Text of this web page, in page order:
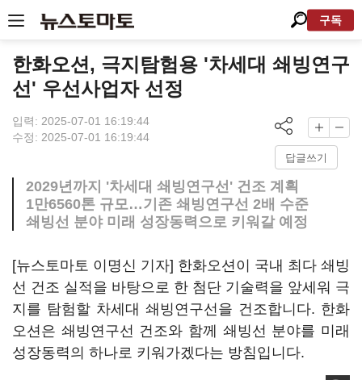
구독
한화오션, 극지탐험용 '차세대 쇄빙연구
선' 우선사업자 선정
입력: 2025-07-01 16:19:44
수정: 2025-07-01 16:19:44
답글쓰기
2029년까지 '차세대 쇄빙연구선' 건조 계획
1만6560톤 규모…기존 쇄빙연구선 2배 수준
쇄빙선 분야 미래 성장동력으로 키워갈 예정
[뉴스토마토 이명신 기자] 한화오션이 국내 최다 쇄빙
선 건조 실적을 바탕으로 한 첨단 기술력을 앞세워 극
지를 탐험할 차세대 쇄빙연구선을 건조합니다. 한화
오션은 쇄빙연구선 건조와 함께 쇄빙선 분야를 미래
성장동력의 하나로 키워가겠다는 방침입니다.